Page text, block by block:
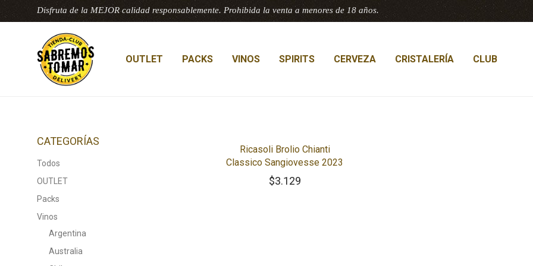
Disfruta de la MEJOR calidad responsablemente. Prohibida la venta a menores de 18 años.
OUTLET PACKS VINOS SPIRITS CERVEZA CRISTALERÍA CLUB
CATEGORÍAS
Todos
OUTLET
Packs
Vinos
Argentina
Australia
Ricasoli Brolio Chianti
Classico Sangiovesse 2023
$3.129